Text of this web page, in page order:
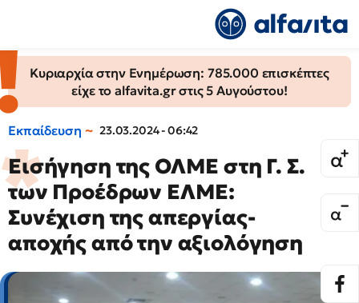
Κυριαρχία στην Ενημέρωση: 785.000 επισκέπτες
είχε το alfavita.gr στις 5 Αυγούστου!
Εκπαίδευση 23.03.2024 - 06:42
Eισήγηση της ΟΛΜΕ στη Γ. Σ.
των Προέδρων ΕΛΜΕ:
Συνέχιση της απεργίας-
αποχής από την αξιολόγηση